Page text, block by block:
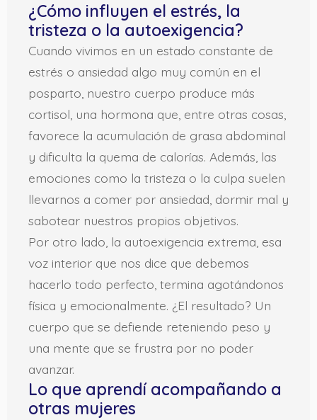
¿Cómo influyen el estrés, la
tristeza o la autoexigencia?
Cuando vivimos en un estado constante de
estrés o ansiedad algo muy común en el
posparto, nuestro cuerpo produce más
cortisol, una hormona que, entre otras cosas,
favorece la acumulación de grasa abdominal
y dificulta la quema de calorías. Además, las
emociones como la tristeza o la culpa suelen
llevarnos a comer por ansiedad, dormir mal y
sabotear nuestros propios objetivos.
Por otro lado, la autoexigencia extrema, esa
voz interior que nos dice que debemos
hacerlo todo perfecto, termina agotándonos
física y emocionalmente. ¿El resultado? Un
cuerpo que se defiende reteniendo peso y
una mente que se frustra por no poder
avanzar.
Lo que aprendí acompañando a
otras mujeres